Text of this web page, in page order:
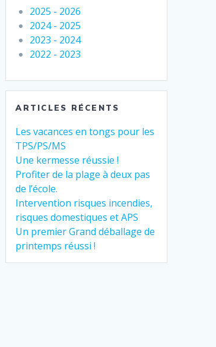
2025 - 2026
2024 - 2025
2023 - 2024
2022 - 2023
ARTICLES RÉCENTS
Les vacances en tongs pour les
TPS/PS/MS
Une kermesse réussie !
Profiter de la plage à deux pas
de l’école.
Intervention risques incendies,
risques domestiques et APS
Un premier Grand déballage de
printemps réussi !